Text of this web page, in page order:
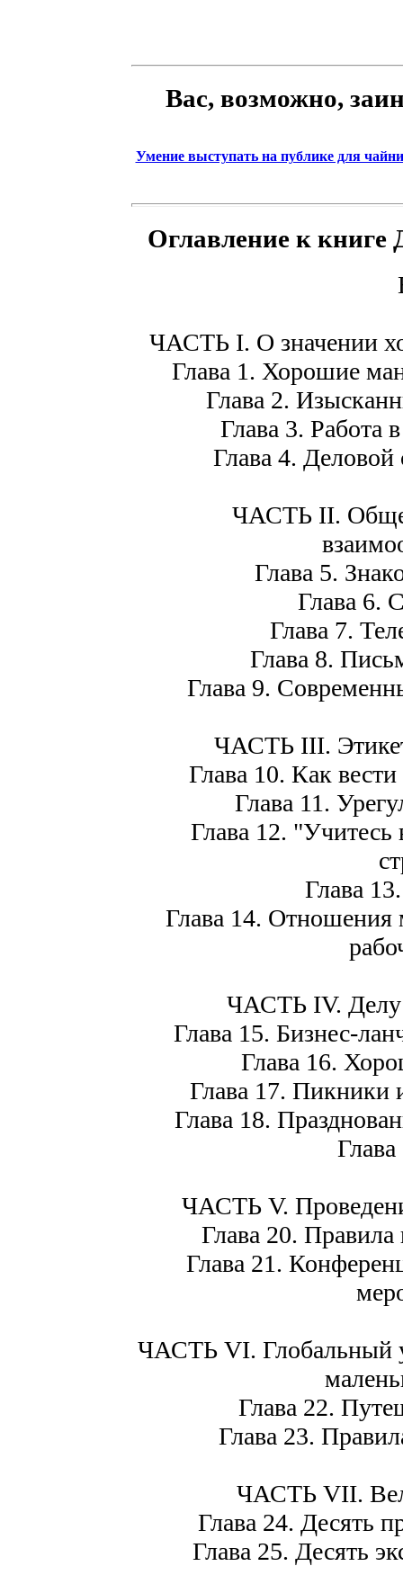
Вас, возможно,
Умение выступать на публике для
Оглавление к книге
ЧАСТЬ I. О значении
Глава 1. Хорошие
Глава 2.
Глава 3. Работа
Глава 4. Деловой
ЧАСТЬ II.
Глава 5.
Глава 6.
Глава 7.
Глава 8.
Глава 9.
ЧАСТЬ III.
Глава 10. Как
Глава 11.
Глава 12. "Учитесь
Глава
Глава 14.
ЧАСТЬ IV. Делу
Глава 15. Бизнес-
Глава 16.
Глава 17. Пикники
Глава 18.
Глава
ЧАСТЬ V.
Глава 20. Правила
Глава 21.
ЧАСТЬ VI. Глобальный
Глава 22.
Глава 23.
ЧАСТЬ VII.
Глава 24. Десять
Глава 25. Десять